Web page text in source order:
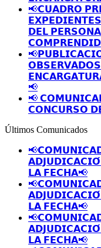
📢𝗖𝗨𝗔𝗗𝗥𝗢
𝗗𝗘𝗟
𝗢𝗕𝗦𝗘𝗥𝗩𝗔𝗗𝗢𝗦
📢
📢
𝗖𝗢𝗡𝗖𝗨𝗥𝗦𝗢
Últimos Comunicados
𝗟𝗔 𝗙𝗘𝗖𝗛𝗔📢
𝗟𝗔 𝗙𝗘𝗖𝗛𝗔📢
𝗟𝗔 𝗙𝗘𝗖𝗛𝗔📢